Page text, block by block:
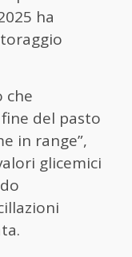
ha
che
del pasto
in range”,
glicemici